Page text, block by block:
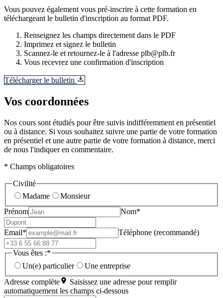
Vous pouvez également vous pré-inscrire à cette formation en
téléchargeant le bulletin d'inscription au format PDF.
Renseignez les champs directement dans le PDF
Imprimez et signez le bulletin
Scannez-le et retournez-le à l'adresse plb@plb.fr
Vous recevrez une confirmation d'inscription
Télécharger le bulletin
Vos coordonnées
Nos cours sont étudiés pour être suivis indifféremment en présentiel
ou à distance. Si vous souhaitez suivre une partie de votre formation
en présentiel et une autre partie de votre formation à distance, merci
de nous l'indiquer en commentaire.
* Champs obligatoires
Civilité
Madame
Monsieur
Prénom
Nom*
Email* Téléphone (recommandé)
Vous êtes :*
Un(e) particulier
Une entreprise
Adresse complète
Saisissez une adresse pour remplir
automatiquement les champs ci-dessous